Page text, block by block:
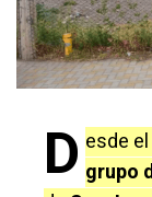
D esde
grupo